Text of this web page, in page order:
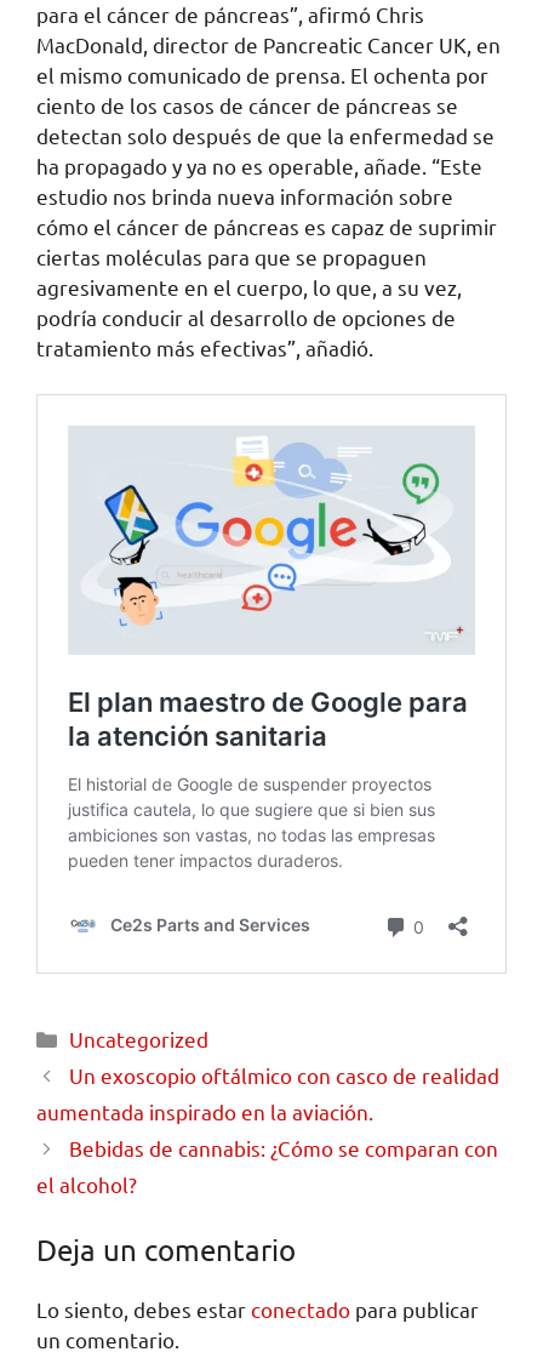
para el cáncer de páncreas”, afirmó Chris
MacDonald, director de Pancreatic Cancer UK, en
el mismo comunicado de prensa. El ochenta por
ciento de los casos de cáncer de páncreas se
detectan solo después de que la enfermedad se
ha propagado y ya no es operable, añade. “Este
estudio nos brinda nueva información sobre
cómo el cáncer de páncreas es capaz de suprimir
ciertas moléculas para que se propaguen
agresivamente en el cuerpo, lo que, a su vez,
podría conducir al desarrollo de opciones de
tratamiento más efectivas”, añadió.
Uncategorized
Un exoscopio oftálmico con casco de realidad
aumentada inspirado en la aviación.
Bebidas de cannabis: ¿Cómo se comparan con
el alcohol?
Deja un comentario
Lo siento, debes estarconectado para publicar
un comentario.